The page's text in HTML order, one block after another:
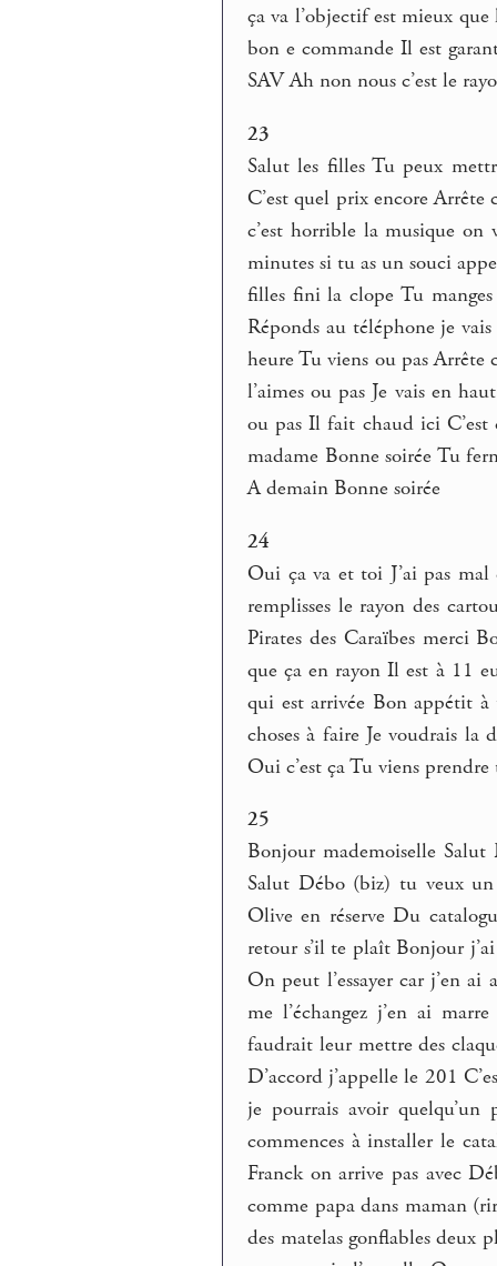
ça va l’objectif est mieux
bon e commande Il est
SAV Ah non nous c’est le
23
Salut les filles Tu peux
C’est quel prix encore Arrête
c’est horrible la musique on
minutes si tu as un souci
filles fini la clope Tu
Réponds au téléphone je
heure Tu viens ou pas Arrête
l’aimes ou pas Je vais en
ou pas Il fait chaud ici
madame Bonne soirée Tu
A demain Bonne soirée
24
Oui ça va et toi J’ai pas
remplisses le rayon des
Pirates des Caraïbes merci
que ça en rayon Il est à 11
qui est arrivée Bon appétit
choses à faire Je voudrais
Oui c’est ça Tu viens
25
Bonjour mademoiselle
Salut Débo (biz) tu veux
Olive en réserve Du
retour s’il te plaît Bonjour
On peut l’essayer car j’en ai
me l’échangez j’en ai
faudrait leur mettre des
D’accord j’appelle le 201
je pourrais avoir
commences à installer le
Franck on arrive pas avec
comme papa dans maman
des matelas gonflables deux